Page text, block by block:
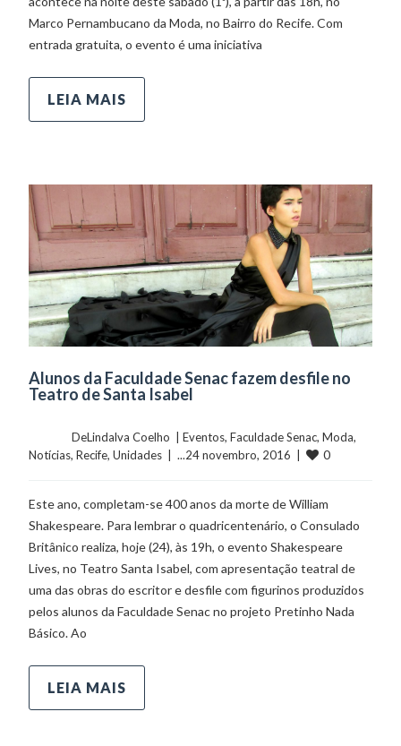
Marco Pernambucano da Moda, no Bairro do Recife. Com
entrada gratuita, o evento é uma iniciativa
LEIA MAIS
Alunos da Faculdade Senac fazem desfile no
Teatro de Santa Isabel
	    	DeLindalva Coelho  |
Eventos, Faculdade Senac, Moda
Notícias, Recife, Unidades
  |  ...24 novembro, 2016  |
0
Este ano, completam-se 400 anos da morte de William
Shakespeare. Para lembrar o quadricentenário, o Consulado
Britânico realiza, hoje (24), às 19h, o evento Shakespeare
Lives, no Teatro Santa Isabel, com apresentação teatral de
uma das obras do escritor e desfile com figurinos produzidos
pelos alunos da Faculdade Senac no projeto Pretinho Nada
Básico. Ao
LEIA MAIS